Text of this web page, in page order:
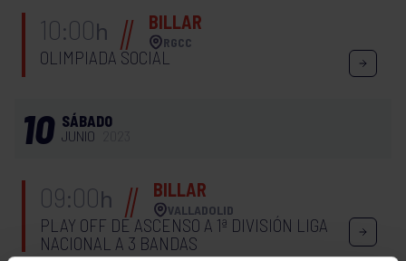
10:00h BILLAR
RGCC
OLIMPIADA SOCIAL
10 SÁBADO
JUNIO
09:00h BILLAR
VALLADOLID
PLAY OFF DE ASCENSO A 1ª DIVISIÓN LIGA
NACIONAL A 3 BANDAS